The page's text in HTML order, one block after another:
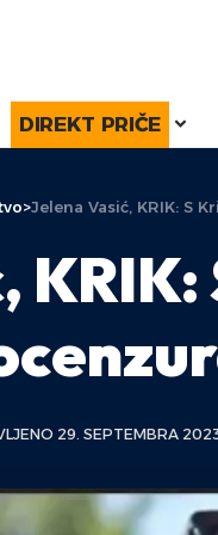
DIREKT PRIČE
>Jelena Vasić, KRIK: S
29. SEPTEMBRA